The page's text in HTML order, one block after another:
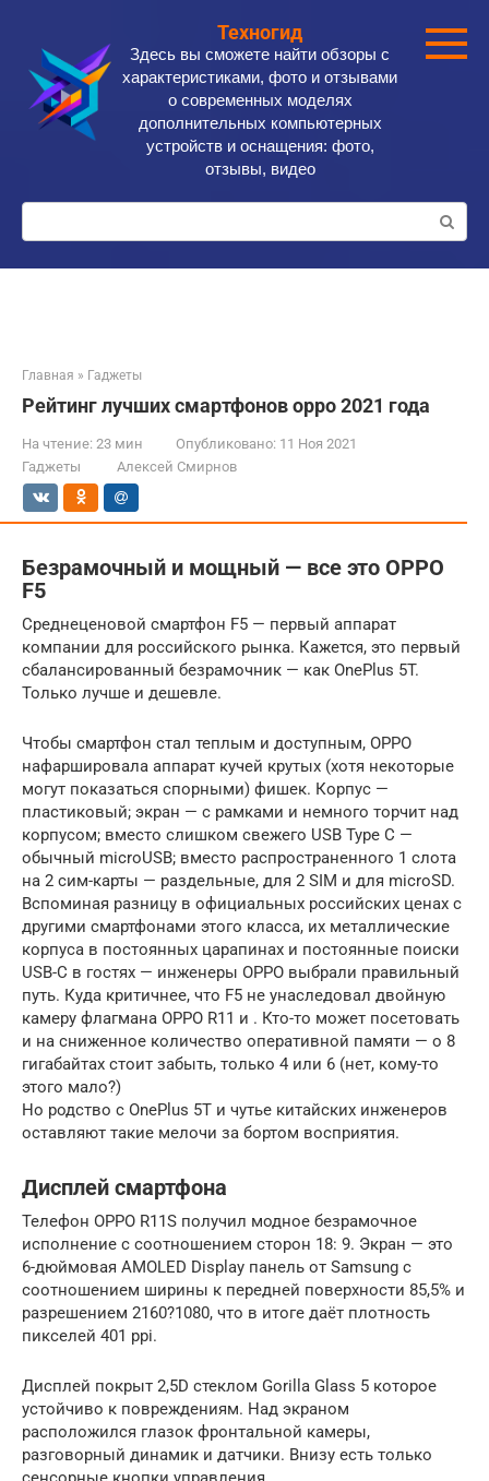
контенту
Техногид
Здесь вы сможете найти обзоры с
характеристиками, фото и отзывами
о современных моделях
дополнительных компьютерных
устройств и оснащения: фото,
отзывы, видео
Поиск:
Главная » Гаджеты
Рейтинг лучших смартфонов oppo 2021 года
На чтение: 23 мин Опубликовано: 11 Ноя 2021
Гаджеты
Алексей Смирнов
Безрамочный и мощный — все это OPPO
F5
Среднеценовой смартфон F5 — первый аппарат
компании для российского рынка. Кажется, это первый
сбалансированный безрамочник — как OnePlus 5T.
Только лучше и дешевле.
Чтобы смартфон стал теплым и доступным, OPPO
нафаршировала аппарат кучей крутых (хотя некоторые
могут показаться спорными) фишек. Корпус —
пластиковый; экран — с рамками и немного торчит над
корпусом; вместо слишком свежего USB Type C —
обычный microUSB; вместо распространенного 1 слота
на 2 сим-карты — раздельные, для 2 SIM и для microSD.
Вспоминая разницу в официальных российских ценах с
другими смартфонами этого класса, их металлические
корпуса в постоянных царапинах и постоянные поиски
USB-C в гостях — инженеры OPPO выбрали правильный
путь. Куда критичнее, что F5 не унаследовал двойную
камеру флагмана OPPO R11 и . Кто-то может посетовать
и на сниженное количество оперативной памяти — о 8
гигабайтах стоит забыть, только 4 или 6 (нет, кому-то
этого мало?)
Но родство с OnePlus 5T и чутье китайских инженеров
оставляют такие мелочи за бортом восприятия.
Дисплей смартфона
Телефон OPPO R11S получил модное безрамочное
исполнение с соотношением сторон 18: 9. Экран — это
6-дюймовая AMOLED Display панель от Samsung с
соотношением ширины к передней поверхности 85,5% и
разрешением 2160?1080, что в итоге даёт плотность
пикселей 401 ppi.
Дисплей покрыт 2,5D стеклом Gorilla Glass 5 которое
устойчиво к повреждениям. Над экраном
расположился глазок фронтальной камеры,
разговорный динамик и датчики. Внизу есть только